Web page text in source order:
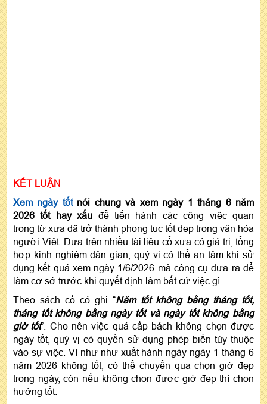
KẾT LUẬN
Xem ngày tốtnói chung và xem ngày 1 tháng 6 năm
2026 tốt hay xấu để tiến hành các công việc quan
trọng từ xưa đã trở thành phong tục tốt đẹp trong văn hóa
người Việt. Dựa trên nhiều tài liệu cổ xưa có giá trị, tổng
hợp kinh nghiệm dân gian, quý vị có thể an tâm khi sử
dụng kết quả xem ngày 1/6/2026 mà công cụ đưa ra để
làm cơ sở trước khi quyết định làm bất cứ việc gì.
Theo sách cổ có ghi “Năm tốt không bằng tháng tốt,
tháng tốt không bằng ngày tốt và ngày tốt không bằng
giờ tốt”. Cho nên việc quá cấp bách không chọn được
ngày tốt, quý vị có quyền sử dụng phép biến tùy thuộc
vào sự việc. Ví như như xuất hành ngày ngày 1 tháng 6
năm 2026 không tốt, có thể chuyển qua chọn giờ đẹp
trong ngày, còn nếu không chọn được giờ đẹp thì chọn
hướng tốt.